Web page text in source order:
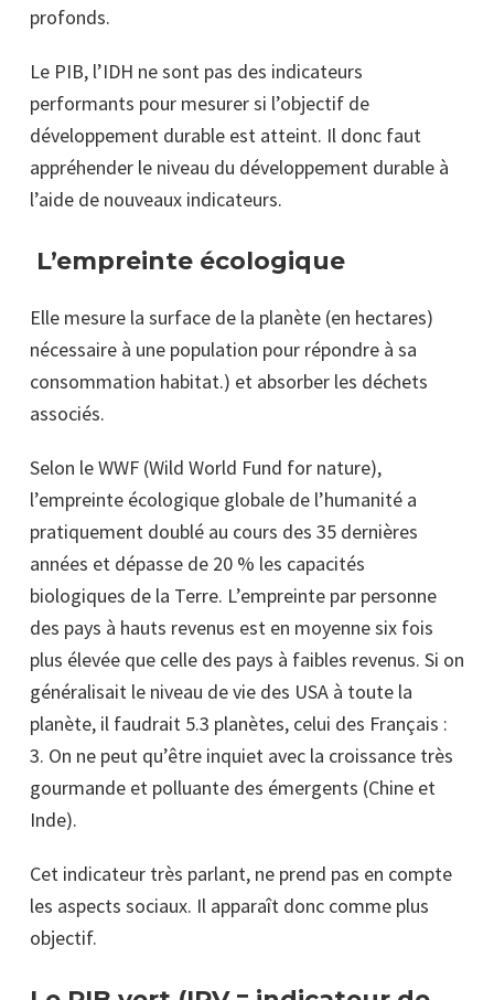
profonds.
Le PIB, l’IDH ne sont pas des indicateurs
performants pour mesurer si l’objectif de
développement durable est atteint. Il donc faut
appréhender le niveau du développement durable à
l’aide de nouveaux indicateurs.
L’empreinte écologique
Elle mesure la surface de la planète (en hectares)
nécessaire à une population pour répondre à sa
consommation habitat.) et absorber les déchets
associés.
Selon le WWF (Wild World Fund for nature),
l’empreinte écologique globale de l’humanité a
pratiquement doublé au cours des 35 dernières
années et dépasse de 20 % les capacités
biologiques de la Terre. L’empreinte par personne
des pays à hauts revenus est en moyenne six fois
plus élevée que celle des pays à faibles revenus. Si on
généralisait le niveau de vie des USA à toute la
planète, il faudrait 5.3 planètes, celui des Français :
3. On ne peut qu’être inquiet avec la croissance très
gourmande et polluante des émergents (Chine et
Inde).
Cet indicateur très parlant, ne prend pas en compte
les aspects sociaux. Il apparaît donc comme plus
objectif.